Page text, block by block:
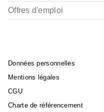
Offres d'emploi
Données personnelles
Mentions légales
CGU
Charte de référencement